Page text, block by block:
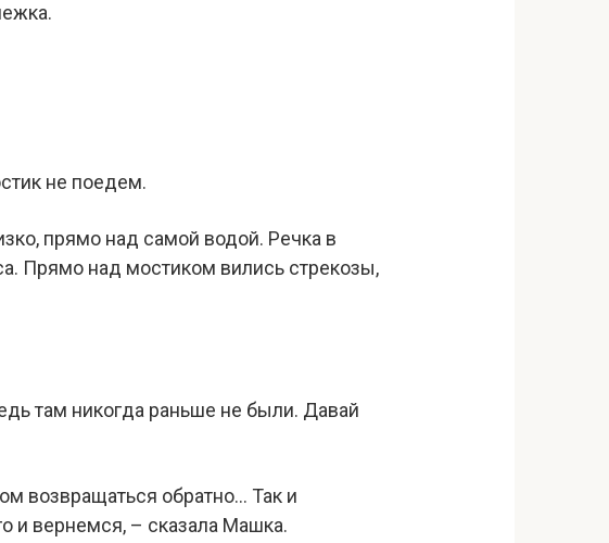
не поедем.
прямо над самой водой. Речка в
Прямо над мостиком вились стрекозы,
там никогда раньше не были. Давай
возвращаться обратно… Так и
и вернемся, – сказала Машка.